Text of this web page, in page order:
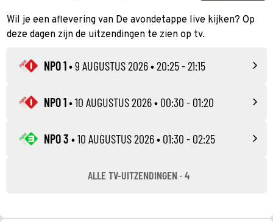
Wil je een aflevering van De avondetappe live kijken? Op
deze dagen zijn de uitzendingen te zien op tv.
NPO 1•9 AUGUSTUS 2026• 20:25 - 21:15
NPO 1•10 AUGUSTUS 2026• 00:30 - 01:20
NPO 3 •10 AUGUSTUS 2026• 01:30 - 02:25
ALLE TV-UITZENDINGEN · 4